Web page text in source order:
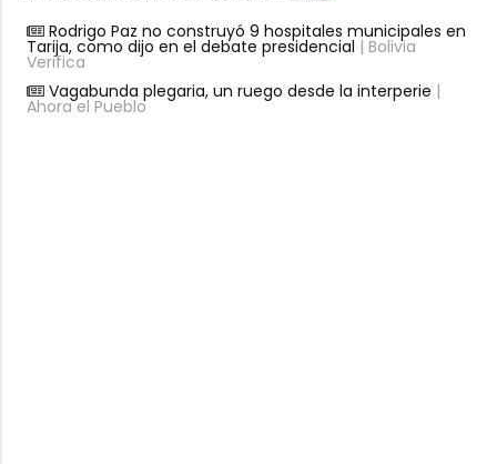
Rodrigo Paz no construyó 9 hospitales municipales en
Tarija, como dijo en el debate presidencial | Bolivia
Verifica
Vagabunda plegaria, un ruego desde la interperie |
Ahora el Pueblo